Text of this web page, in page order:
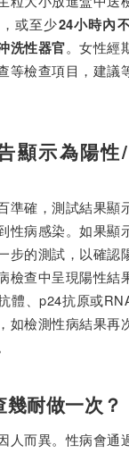
或至少24小時內
洗性器官。女性經
等檢查項目，建議
顯示為陽
準確，測試結果顯
性病感染。如果顯
步的測試，以確認
檢查中呈現陽性結
體、p24抗原或
如檢測性病結果再
耐做一次？
人而異。性病會通